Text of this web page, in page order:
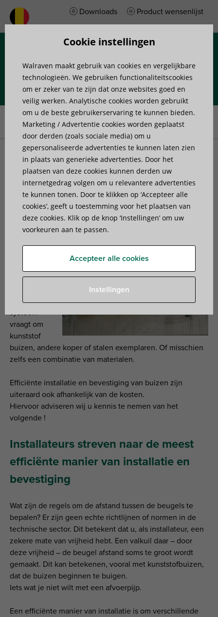
Downloads Product wensenlijst
Home» Advies»Tips & Tricks»Hoe bepaal ik de juiste
beugelafstand?
Hoe bepaal ik de juiste
beugelafstand?
Het lijkt zo eenvoudig om leidingen te installeren en op
een efficiënte manier vast te zetten. Maar omdat de
voorwaarden en faciliteiten voor elk project verschillen,
opgelost
worden. Eén
systeem
vraagt om
kunststof
buizen, andere koper of stalen exemplaren. Of misschien
zelfs een combinatie van materialen.
Efficiënte installatie en bevestiging van buizen zijn
uiteraard ook afhankelijk van de kosten.
Hiervoor adviseren wij u kennis te nemen van het
volgende !
Installateurs streven naar de meest
efficiënte manier van installatie en
bevestiging
Wat zijn de regels om de afstand tussen de beugels te
bepalen? Er zijn geen echte richtlijnen of normen in de
technische sector. Dit betekent dat u, als installateur, een
zekere mate van vrijheid hebt. Een valkuil daar – door
deze vrijheid – de beugel afstand soms te groot wordt
gemaakt. Dit kan betekenen, vooral met kunststofbuizen,
dat de buizen beginnen te buigen.
Iets wat je niet wilt met een afvoerpijp.
Een efficiënte manier van installatie is om verschillende
Cookie instellingen
Walraven maakt gebruik van cookies en vergelijkbare
technologieën. We gebruiken functionaliteitscookies
om er zeker van te zijn dat onze websites goed en
veilig werken. Analytische cookies worden gebruikt
om u de beste gebruikerservaring te kunnen bieden.
Marketing / Advertentie cookies worden geplaatst
door derden (zoals sociale media) om u
gepersonaliseerde advertenties te kunnen laten zien
in plaats van generieke advertenties. Door het
plaatsen van deze cookies kunnen derden uw
internetgedrag volgen om u relevantere advertenties
te kunnen tonen. Door te klikken op ‘Accepteer alle
cookies’, geeft u toestemming voor het plaatsen van
deze cookies. Klik op de knop ‘Instellingen’ om uw
voorkeuren aan te passen.
Accepteer alle cookies
Instellingen